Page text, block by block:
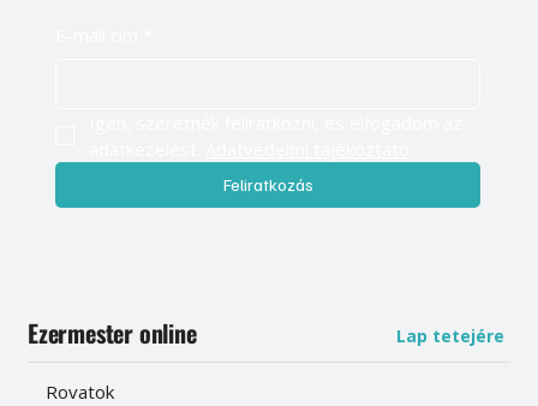
Feliratkozás
Ezermester online Lap tetejére
Rovatok